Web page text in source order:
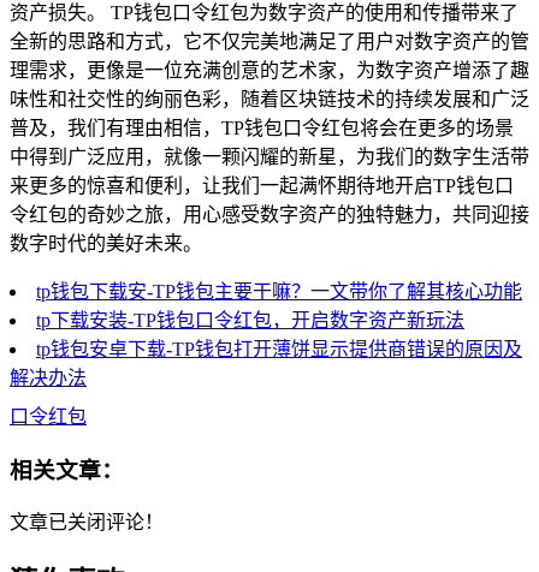
资产损失。 TP钱包口令红包为数字资产的使用和传播带来了
全新的思路和方式，它不仅完美地满足了用户对数字资产的管
理需求，更像是一位充满创意的艺术家，为数字资产增添了趣
味性和社交性的绚丽色彩，随着区块链技术的持续发展和广泛
普及，我们有理由相信，TP钱包口令红包将会在更多的场景
中得到广泛应用，就像一颗闪耀的新星，为我们的数字生活带
来更多的惊喜和便利，让我们一起满怀期待地开启TP钱包口
令红包的奇妙之旅，用心感受数字资产的独特魅力，共同迎接
数字时代的美好未来。
tp钱包下载安-TP钱包主要干嘛？一文带你了解其核心功能
tp下载安装-TP钱包口令红包，开启数字资产新玩法
tp钱包安卓下载-TP钱包打开薄饼显示提供商错误的原因及
解决办法
口令红包
相关文章：
文章已关闭评论！